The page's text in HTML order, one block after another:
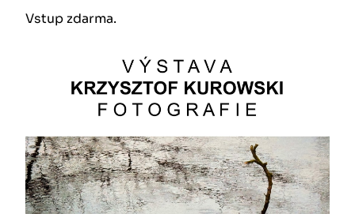
Vstup zdarma.